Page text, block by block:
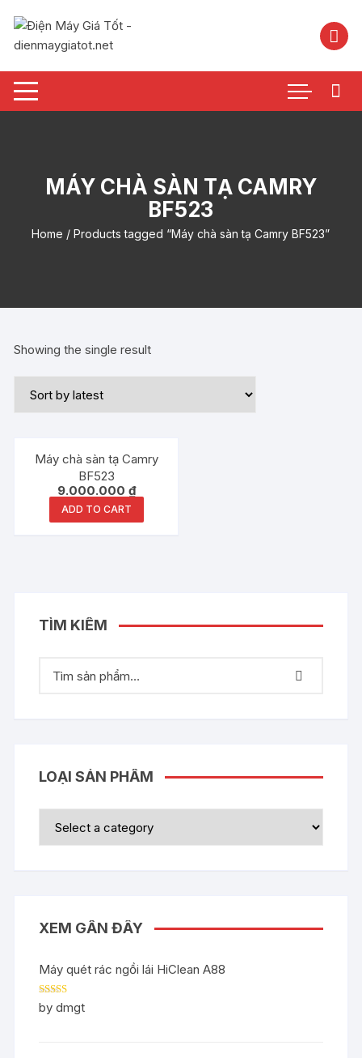
nội
MÁY CHÀ SÀN TẠ CAMRY
BF523
Home / Products tagged “Máy chà sàn tạ Camry BF523”
Showing the single result
Máy chà sàn tạ Camry
BF523
9.000.000 ₫
ADD TO CART
TÌM KIẾM
LOẠI SẢN PHẨM
XEM GẦN ĐÂY
Máy quét rác ngồi lái HiClean A88
Rated5out
of 5
by dmgt